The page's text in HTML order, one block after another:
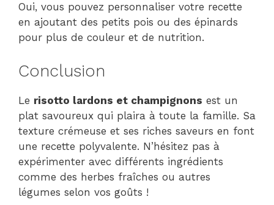
Oui, vous pouvez personnaliser votre recette
en ajoutant des petits pois ou des épinards
pour plus de couleur et de nutrition.
Conclusion
Le risotto lardons et champignons est un
plat savoureux qui plaira à toute la famille. Sa
texture crémeuse et ses riches saveurs en font
une recette polyvalente. N’hésitez pas à
expérimenter avec différents ingrédients
comme des herbes fraîches ou autres
légumes selon vos goûts !